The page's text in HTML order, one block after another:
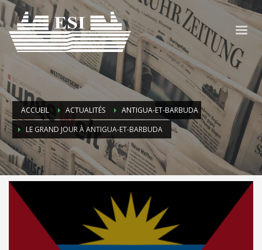
ACCUEIL ACTUALITÉS
ANTIGUA-ET-BARBUDA
LE GRAND JOUR À ANTIGUA-ET-BARBUDA